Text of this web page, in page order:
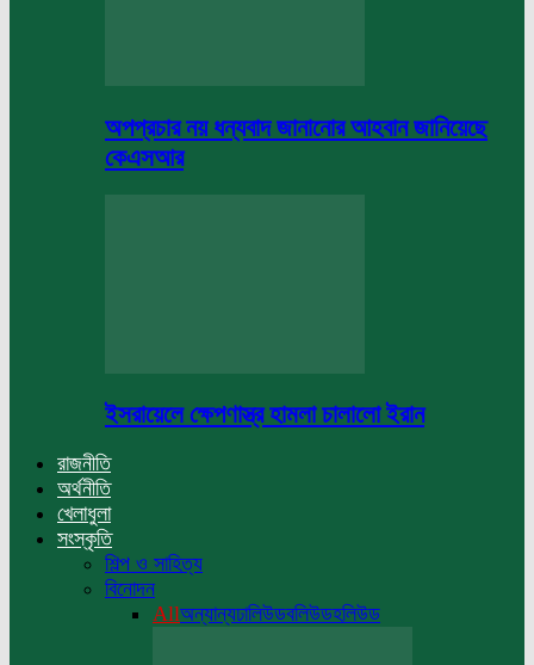
অপপ্রচার নয় ধন্যবাদ জানানোর আহবান জানিয়েছে
কেএসআর
ইসরায়েলে ক্ষেপণাস্ত্র হামলা চালালো ইরান
রাজনীতি
অর্থনীতি
খেলাধুলা
সংস্কৃতি
শিল্প ও সাহিত্য
বিনোদন
Allঅন্যান্যঢালিউডবলিউডহলিউড